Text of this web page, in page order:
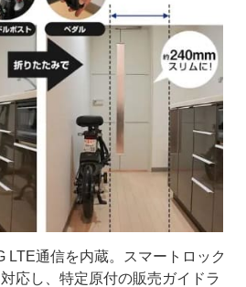
LTE通信を内蔵。スマートロック
応し、特定原付の販売ガイドラ